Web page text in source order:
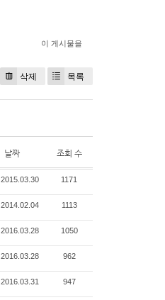
이 게시물을
삭제 목록
날짜 조회 수
2015.03.30 1171
2014.02.04 1113
2016.03.28 1050
2016.03.28 962
2016.03.31 947